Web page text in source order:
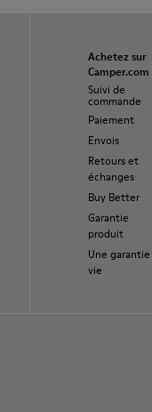
Achetez sur
Camper.com
Suivi de
commande
Paiement
Envois
Retours et
échanges
Buy Better
Garantie
produit
Une garantie
vie